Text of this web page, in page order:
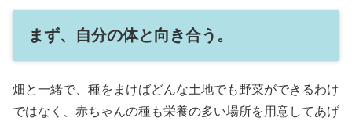
まず、自分の体と向き合う。
畑と一緒で、種をまけばどんな土地でも野菜ができるわけ
ではなく、赤ちゃんの種も栄養の多い場所を用意してあげ